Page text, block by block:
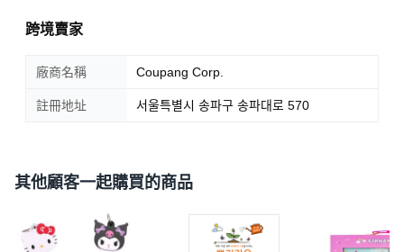
跨境賣家
廠商名稱 Coupang Corp.
註冊地址 서울특별시 송파구 송파대로 570
其他顧客一起購買的商品